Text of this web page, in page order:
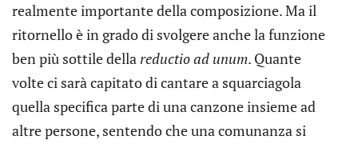
realmente importante della composizione. Ma il
ritornello è in grado di svolgere anche la funzione
ben più sottile dellareductio ad unum. Quante
volte ci sarà capitato di cantare a squarciagola
quella specifica parte di una canzone insieme ad
altre persone, sentendo che una comunanza si